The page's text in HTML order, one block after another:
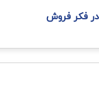
فکر فروش